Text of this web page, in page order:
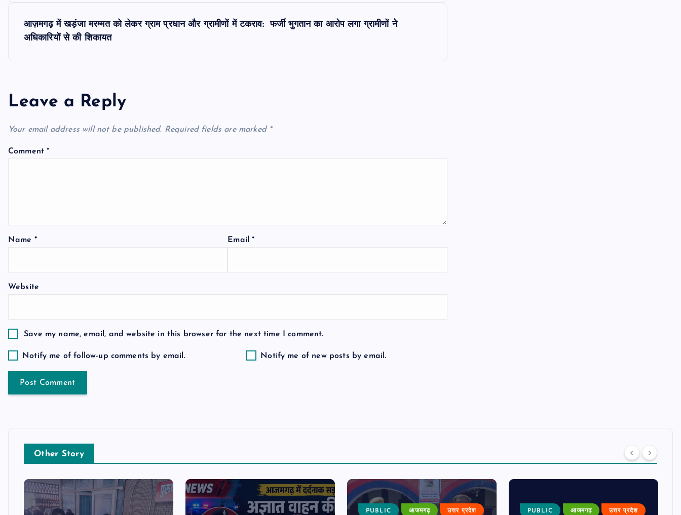
a
i
n
आज़मगढ़ में खड़ंजा मरम्मत को लेकर ग्राम प्रधान और ग्रामीणों में टकराव: फर्जी भुगतान का आरोप लगा ग्रामीणों ने
अधिकारियों से की शिकायत
Leave a Reply
Your email address will not be published. Required fields are marked *
Comment*
Name * Email*
Website
Save my name, email, and website in this browser for the next time I comment.
Notify me of follow-up comments by email. Notify me of new posts by email.
Other Story
PUBLIC आजमगढ़ उत्तर प्रदेश PUBLIC आजमगढ़ उत्तर प्रदेश